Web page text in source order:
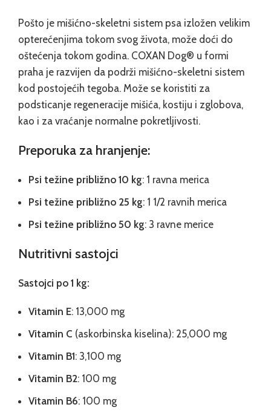
Pošto je mišićno-skeletni sistem psa izložen velikim
opterećenjima tokom svog života, može doći do
oštećenja tokom godina. COXAN Dog® u formi
praha je razvijen da podrži mišićno-skeletni sistem
kod postojećih tegoba. Može se koristiti za
podsticanje regeneracije mišića, kostiju i zglobova,
kao i za vraćanje normalne pokretljivosti.
Preporuka za hranjenje:
Psi težine približno 10 kg: 1 ravna merica
Psi težine približno 25 kg: 1 1/2 ravnih merica
Psi težine približno 50 kg: 3 ravne merice
Nutritivni sastojci
Sastojci po 1 kg:
Vitamin E: 13,000 mg
Vitamin C (askorbinska kiselina): 25,000 mg
Vitamin B1: 3,100 mg
Vitamin B2: 100 mg
Vitamin B6: 100 mg